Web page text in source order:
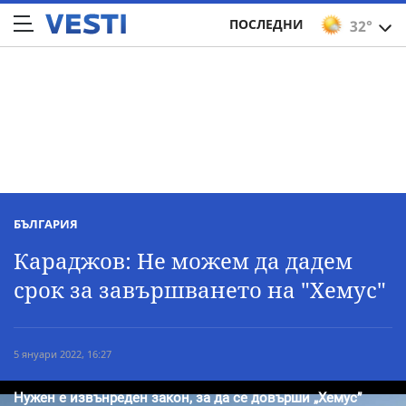
32°
ПОСЛЕДНИ
БЪЛГАРИЯ
Караджов: Не можем да дадем
срок за завършването на "Хемус"
5 януари 2022, 16:27